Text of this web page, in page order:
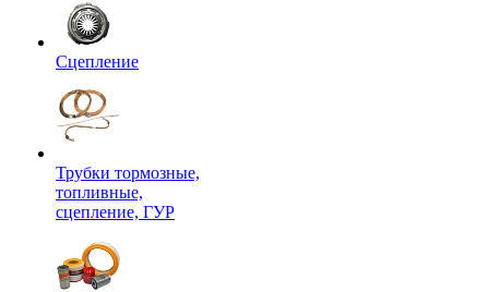
Сцепление
Трубки тормозные,
топливные,
сцепление, ГУР